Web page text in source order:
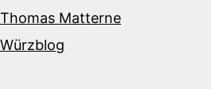
Thomas Matterne
Würzblog